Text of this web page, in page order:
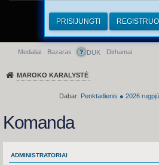
Greitasis meniu
Medaliai Bazaras DUK Dirhamai
MAROKO KARALYSTĖ
Dabar: Penktadienis ● 2026
PRISIJUNGTI
Komanda
ADMINISTRATORIAI